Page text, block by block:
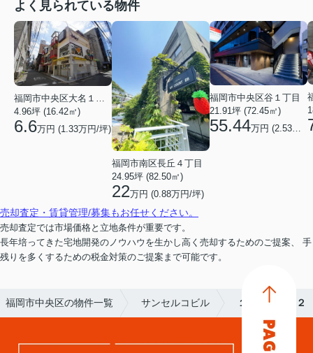
よく見られている物件
4.96坪 (16.42㎡)
6.6万円 (1.33万円/坪)
福岡市南区長丘４丁目
24.95坪 (82.50㎡)
22万円 (0.88万円/坪)
福岡市中央区谷１丁目
21.91坪 (72.45㎡)
55.44万円 (2.53万円/坪)
売却査定・賃貸管理/募集もお任せください。
売却査定では市場価格と立地条件が重要です。
長年培ってきた宅地開発のノウハウを生かし高く売却するためのご提案、 手
残りを多くするための税金対策のご提案まで可能です。
福岡市中央区の物件一覧 サンセルコビル １１２－Ｅ－２